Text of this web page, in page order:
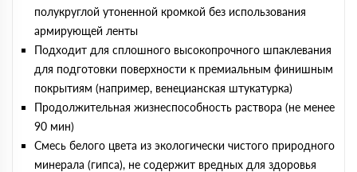
полукруглой утоненной кромкой без использования
армирующей ленты
Подходит для сплошного высокопрочного шпаклевания
для подготовки поверхности к премиальным финишным
покрытиям (например, венецианская штукатурка)
Продолжительная жизнеспособность раствора (не менее
90 мин)
Смесь белого цвета из экологически чистого природного
минерала (гипса), не содержит вредных для здоровья